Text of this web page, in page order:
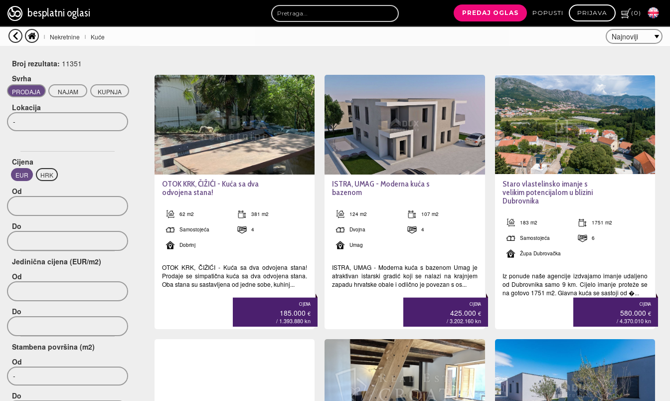
besplatni oglasi PREDAJ OGLAS POPUSTI PRIJAVA ( 0 )
Broj rezultata: 11351
Svrha
PRODAJA NAJAM KUPNJA
Lokacija
-
Cijena
EUR HRK
Od
Do
Jedinična cijena (EUR/m2)
Od
Do
Stambena površina (m2)
Od
-
Do
| Nekretnine | Kuće
OTOK KRK, ČIŽIĆI - Kuća sa dva
odvojena stana!
62 m2 381 m2
Samostojeća 4
Dobrinj
OTOK KRK, ČIŽIĆI - Kuća sa dva odvojena stana!
Prodaje se simpatična kuća sa dva odvojena stana.
Oba stana su sastavljena od jedne sobe, kuhinj...
CIJENA
185.000€
/ 1.393.880kn
ISTRA, UMAG - Moderna kuća s
bazenom
124 m2 107 m2
Dvojna 4
Umag
ISTRA, UMAG - Moderna kuća s bazenom Umag je
atraktivan istarski gradić koji se nalazi na krajnjem
zapadu hrvatske obale i odlično je povezan s os...
CIJENA
425.000 €
/ 3.202.160kn
Staro vlastelinsko imanje s
velikim potencijalom u blizini
Dubrovnika
183 m2 1751 m2
Samostojeća 6
Župa Dubrovačka
Iz ponude naše agencije izdvajamo imanje udaljeno
od Dubrovnika samo 9 km. Cijelo imanje proteže se
na gotovo 1751 m2. Glavna kuća se sastoji od �...
CIJENA
580.000 €
/ 4.370.010kn